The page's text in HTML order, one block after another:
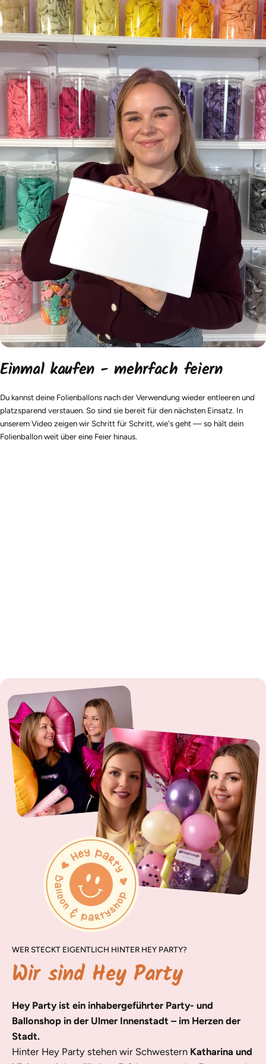
Einmal kaufen - mehrfach feiern
Du kannst deine Folienballons nach der Verwendung wieder entleeren und
platzsparend verstauen. So sind sie bereit für den nächsten Einsatz. In
unserem Video zeigen wir Schritt für Schritt, wie's geht — so hält dein
Folienballon weit über eine Feier hinaus.
WER STECKT EIGENTLICH HINTER HEY PARTY?
Wir sind Hey Party
Hey Party ist ein inhabergeführter Party- und
Ballonshop in der Ulmer Innenstadt – im Herzen der
Stadt.
Hinter Hey Party stehen wir Schwestern Katharina und